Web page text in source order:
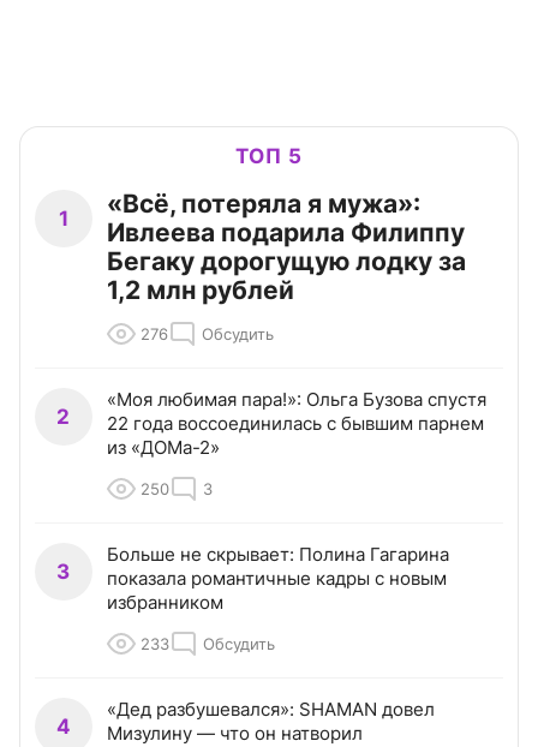
ТОП 5
1
«Всё, потеряла я мужа»:
Ивлеева подарила Филиппу
Бегаку дорогущую лодку за
1,2 млн рублей
276 Обсудить
2
«Моя любимая пара!»: Ольга Бузова спустя
22 года воссоединилась с бывшим парнем
из «ДОМа-2»
250 3
3
Больше не скрывает: Полина Гагарина
показала романтичные кадры с новым
избранником
233 Обсудить
4
«Дед разбушевался»: SHAMAN довел
Мизулину — что он натворил